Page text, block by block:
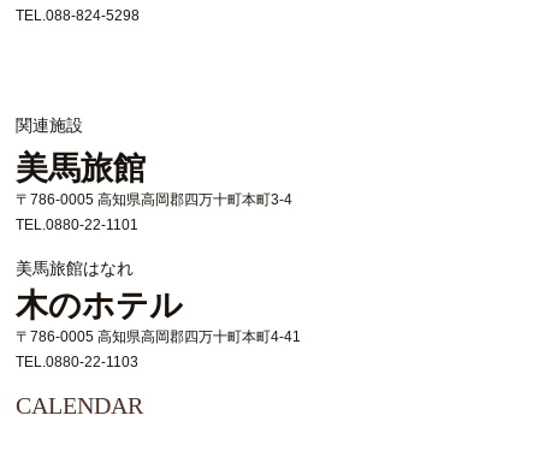
TEL.088-824-5298
関連施設
美馬旅館
〒786-0005 高知県高岡郡四万十町本町3-4
TEL.0880-22-1101
美馬旅館はなれ
木のホテル
〒786-0005 高知県高岡郡四万十町本町4-41
TEL.0880-22-1103
CALENDAR